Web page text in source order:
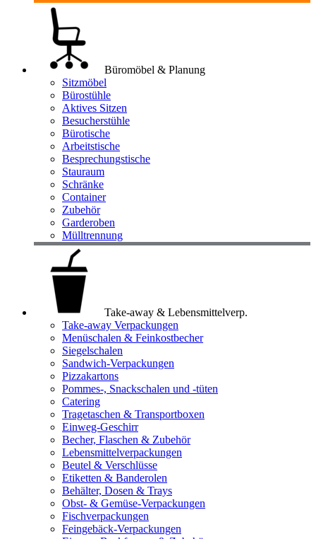
Büromöbel & Planung
Sitzmöbel
Bürostühle
Aktives Sitzen
Besucherstühle
Bürotische
Arbeitstische
Besprechungstische
Stauraum
Schränke
Container
Zubehör
Garderoben
Mülltrennung
Take-away & Lebensmittelverp.
Take-away Verpackungen
Menüschalen & Feinkostbecher
Siegelschalen
Sandwich-Verpackungen
Pizzakartons
Pommes-, Snackschalen und -tüten
Catering
Tragetaschen & Transportboxen
Einweg-Geschirr
Becher, Flaschen & Zubehör
Lebensmittelverpackungen
Beutel & Verschlüsse
Etiketten & Banderolen
Behälter, Dosen & Trays
Obst- & Gemüse-Verpackungen
Fischverpackungen
Feingebäck-Verpackungen